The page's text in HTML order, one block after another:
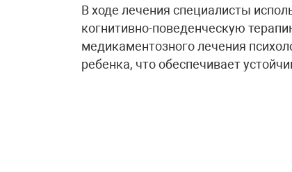
В ходе лечения специалисты
когнитивно-поведенческую
медикаментозного лечения
ребенка, что обеспечивает